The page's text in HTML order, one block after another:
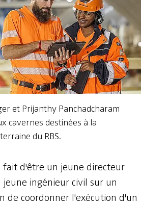
et Prijanthy Panchadcharam
cavernes destinées à la
du RBS.
fait d'être un jeune directeur
ingénieur civil sur un
de coordonner l'exécution d'un